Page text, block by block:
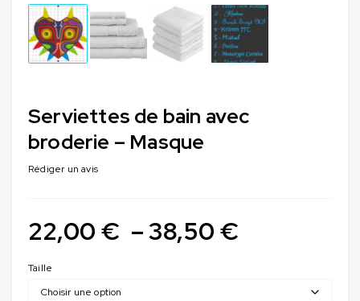
Serviettes de bain avec
broderie – Masque
Rédiger un avis
22,00 € –38,50 €
Taille